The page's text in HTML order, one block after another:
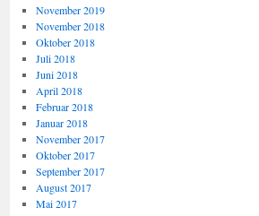
November 2019
November 2018
Oktober 2018
Juli 2018
Juni 2018
April 2018
Februar 2018
Januar 2018
November 2017
Oktober 2017
September 2017
August 2017
Mai 2017